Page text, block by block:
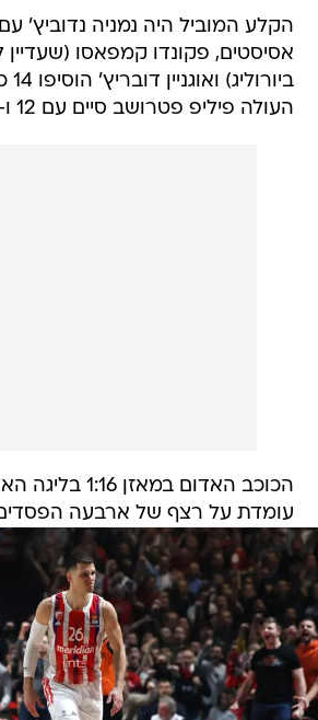
אסיסטים, פקונדו קמפאסו
העולה פיליפ פטרושב סיים עם 12 ו-10 ריבאונדים.
הכוכב האדום
עומדת על רצף של ארבעה הפסדים